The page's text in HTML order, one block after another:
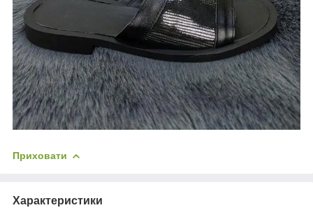
Приховати
Характеристики